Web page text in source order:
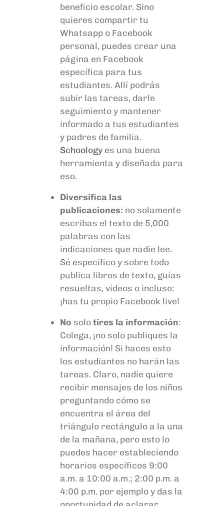
beneficio escolar. Sino
quieres compartir tu
Whatsapp o Facebook
personal, puedes crear una
página en Facebook
específica para tus
estudiantes. Allí podrás
subir las tareas, darle
seguimiento y mantener
informado a tus estudiantes
y padres de familia.
Schoology es una buena
herramienta y diseñada para
eso.
Diversifica las
publicaciones: no solamente
escribas el texto de 5,000
palabras con las
indicaciones que nadie lee.
Sé específico y sobre todo
publica libros de texto, guías
resueltas, videos o incluso:
¡has tu propio Facebook live!
No solotires la información:
Colega, ¡no solo publiques la
información! Si haces esto
los estudiantes no harán las
tareas. Claro, nadie quiere
recibir mensajes de los niños
preguntando cómo se
encuentra el área del
triángulo rectángulo a la una
de la mañana, pero esto lo
puedes hacer estableciendo
horarios específicos 9:00
a.m. a 10:00 a.m.; 2:00 p.m. a
4:00 p.m. por ejemplo y das la